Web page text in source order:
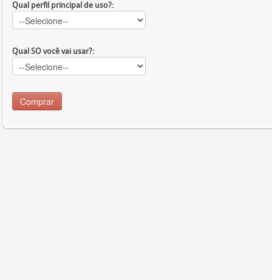
Qual perfil principal de uso?:
Qual SO você vai usar?: